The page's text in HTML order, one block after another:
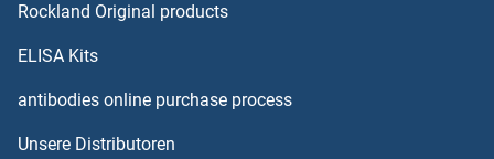
CLIP1 Antikörper
CLIP2 Antikörper
Rockland Original products
ELISA Kits
antibodies online purchase process
Unsere Distributoren